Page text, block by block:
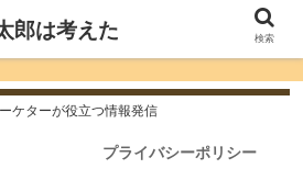
ケターが役立つ情報発信
プライバシーポリシー
郎は考えた 検索